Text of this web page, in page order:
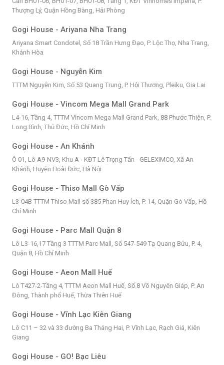
Thượng Lý, Quận Hồng Bàng, Hải Phòng
Gogi House - Ariyana Nha Trang
Ariyana Smart Condotel, Số 18 Trần Hưng Đạo, P. Lộc Thọ, Nha Trang,
Khánh Hòa
Gogi House - Nguyễn Kim
TTTM Nguyễn Kim, Số 53 Quang Trung, P. Hội Thương, Pleiku, Gia Lai
Gogi House - Vincom Mega Mall Grand Park
L4-16, Tầng 4, TTTM Vincom Mega Mall Grand Park, 88 Phước Thiện, P.
Long Bình, Thủ Đức, Hồ Chí Minh
Gogi House - An Khánh
Ô 01, Lô A9-NV3, Khu A - KĐT Lê Trọng Tấn - GELEXIMCO, Xã An
Khánh, Huyện Hoài Đức, Hà Nội
Gogi House - Thiso Mall Gò Vấp
L3-04B TTTM Thiso Mall số 385 Phan Huy Ích, P. 14, Quận Gò Vấp, Hồ
Chí Minh
Gogi House - Parc Mall Quận 8
Lô L3-16,17 Tầng 3 TTTM Parc Mall, Số 547-549 Tạ Quang Bửu, P. 4,
Quận 8, Hồ Chí Minh
Gogi House - Aeon Mall Huế
Lô T427-2-Tầng 4, TTTM Aeon Mall Huế, Số 8 Võ Nguyên Giáp, P. An
Đông, Thành phố Huế, Thừa Thiên Huế
Gogi House - Vĩnh Lạc Kiên Giang
Lô C11 – 32 và 33 đường Ba Tháng Hai, P. Vĩnh Lạc, Rạch Giá, Kiên
Giang
Gogi House - GO! Bạc Liêu